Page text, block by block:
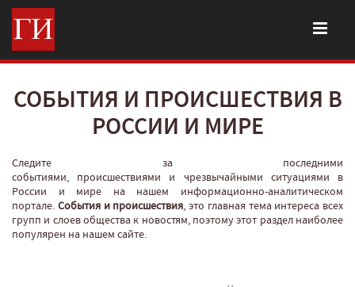
СОБЫТИЯ И ПРОИСШЕСТВИЯ В
РОССИИ И МИРЕ
Следите за последними
событиями, происшествиями и чрезвычайными ситуациями в
России и мире на нашем информационно-аналитическом
портале. События и происшествия, это главная тема интереса всех
групп и слоев общества к новостям, поэтому этот раздел наиболее
популярен на нашем сайте.